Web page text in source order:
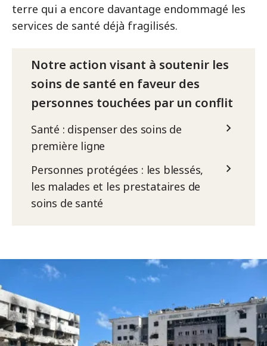
terre qui a encore davantage endommagé les
services de santé déjà fragilisés.
Notre action visant à soutenir les
soins de santé en faveur des
personnes touchées par un conflit
Santé : dispenser des soins de
première ligne
Personnes protégées : les blessés,
les malades et les prestataires de
soins de santé